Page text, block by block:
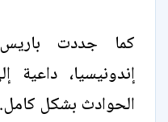
كما جددت
إندونيسيا،
الحوادث بشكل كامل.